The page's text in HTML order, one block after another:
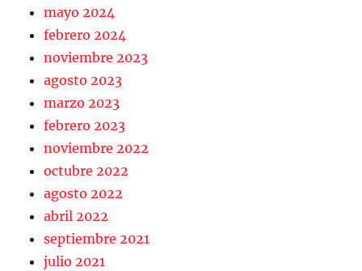
mayo 2024
febrero 2024
noviembre 2023
agosto 2023
marzo 2023
febrero 2023
noviembre 2022
octubre 2022
agosto 2022
abril 2022
septiembre 2021
julio 2021